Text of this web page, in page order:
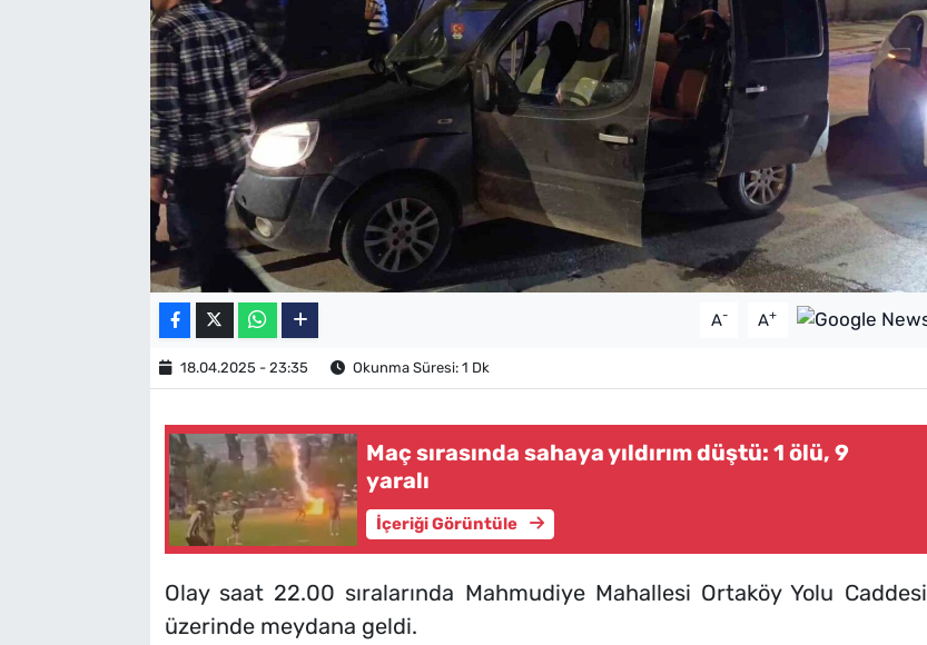
A- A+
18.04.2025 - 23:35 Okunma Süresi: 1 Dk
Maç sırasında sahaya yıldırım düştü: 1 ölü, 9
yaralı
İçeriği Görüntüle
Olay saat 22.00 sıralarında Mahmudiye Mahallesi Ortaköy Yolu Caddesi
üzerinde meydana geldi.
TV REHBERİ